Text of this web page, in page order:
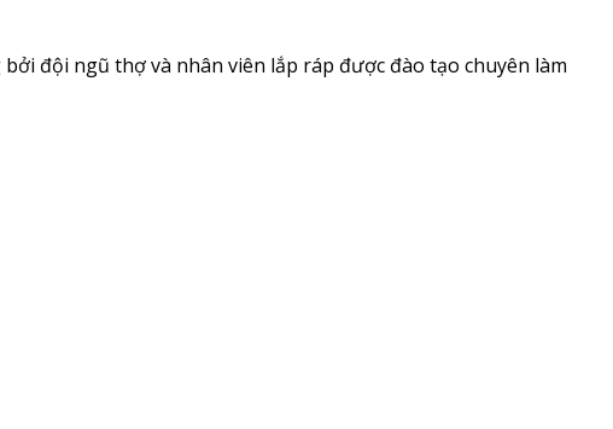
đội ngũ thợ và nhân viên lắp ráp được đào tạo chuyên làm